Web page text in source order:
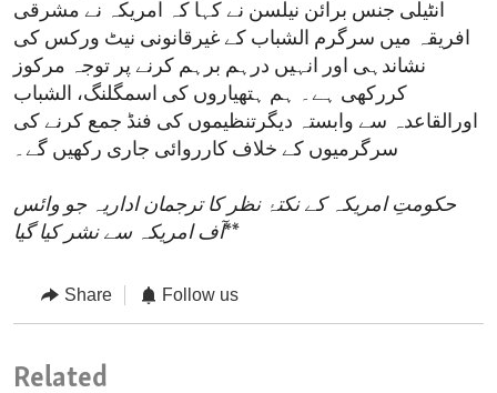
انٹیلی جنس برائن نیلسن نے کہا کہ امریکہ نے مشرقی
افریقہ میں سرگرم الشباب کے غیرقانونی نیٹ ورکس کی
نشاندہی اور انہیں درہم برہم کرنے پر توجہ مرکوز
کررکھی ہے۔ ہم ہتھیاروں کی اسمگلنگ، الشباب
اورالقاعدہ سے وابستہ دیگرتنظیموں کی فنڈ جمع کرنے کی
سرگرمیوں کے خلاف کارروائی جاری رکھیں گے۔
حکومتِ امریکہ کے نکتۂ نظر کا ترجمان اداریہ جو وائس
آف امریکہ سے نشر کیا گیا**
Share Follow us
Related